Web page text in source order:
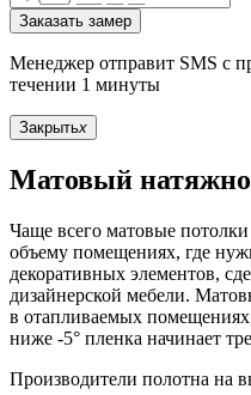
Заказать замер
Менеджер отправит SMS с
течении 1 минуты
Закрытьx
Матовый
Чаще всего матовые
объему помещениях, где
декоративных элементов,
дизайнерской мебели.
в отапливаемых
ниже -5° пленка начинает
Производители полотна на